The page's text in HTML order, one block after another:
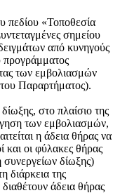
πεδίου «Τοποθεσία
σημείου
από κυνηγούς
προγράμματος
των εμβολιασμών
Παραρτήματος).
στο πλαίσιο της
των εμβολιασμών,
η άδεια θήρας να
και οι φύλακες θήρας
δίωξης)
διάρκεια της
άδεια θήρας